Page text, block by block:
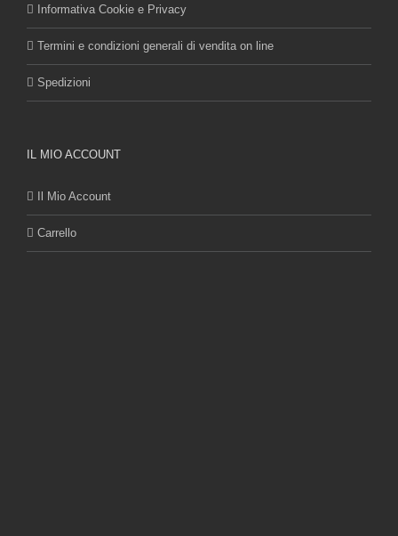
Informativa Cookie e Privacy
Termini e condizioni generali di vendita on line
Spedizioni
IL MIO ACCOUNT
Il Mio Account
Carrello